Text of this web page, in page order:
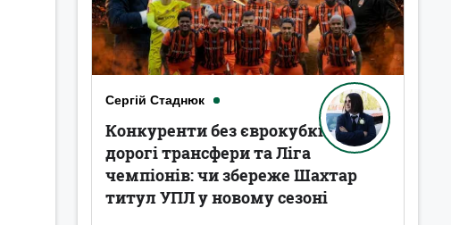
Сергій Стаднюк
Конкуренти без єврокубків,
дорогі трансфери та Ліга
чемпіонів: чи збереже Шахтар
титул УПЛ у новому сезоні